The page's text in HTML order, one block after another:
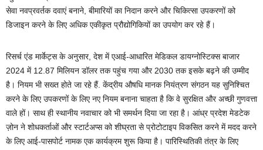
सेवा नवप्रवर्तक दवाएं बनाने, बीमारियों का निदान करने और चिकित्सा उपकरणों को
डिजाइन करने के लिए अधिक एकीकृत प्रौद्योगिकियों का उपयोग कर रहे हैं।
रिसर्च एंड मार्केट्स के अनुसार, देश में एआई-आधारित मेडिकल डायग्नोस्टिक्स बाजार
2024 में 12.87 मिलियन डॉलर तक पहुंच गया और 2030 तक इसके बढ़ने की उम्मीद
है। नियम भी सख्त होते जा रहे हैं. केंद्रीय औषधि मानक नियंत्रण संगठन यह सुनिश्चित
करने के लिए उपकरणों के लिए नए नियम बनाना चाहता है कि वे सुरक्षित और अच्छी गुणवत्ता
वाले हों। साथ ही स्थानीय नवाचार को भी समर्थन दिया जा रहा है। आंध्र प्रदेश मेडटेक
ज़ोन ने शोधकर्ताओं और स्टार्टअप्स को शीघ्रता से प्रोटोटाइप विकसित करने में मदद करने
के लिए आई-पासपोर्ट नामक एक कार्यक्रम शुरू किया है। पारिस्थितिकी तंत्र के लिए